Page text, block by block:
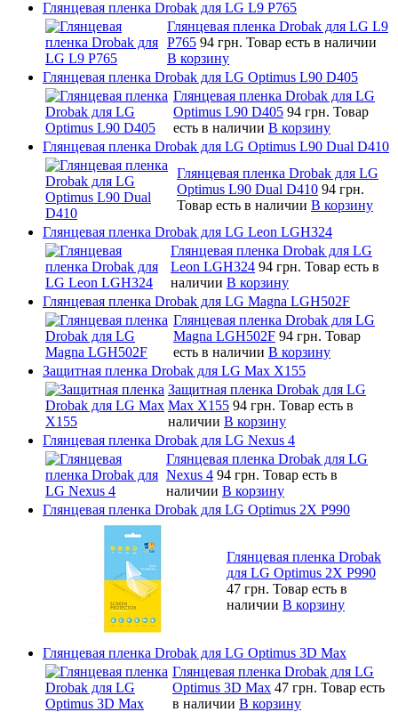
Глянцевая пленка Drobak для LG L9 P765
Глянцевая пленка Drobak для LG L9
P765 94 грн. Товар есть в наличии
В корзину
Глянцевая пленка Drobak для LG Optimus L90 D405
Глянцевая пленка Drobak для LG
Optimus L90 D405 94 грн. Товар
есть в наличии В корзину
Глянцевая пленка Drobak для LG Optimus L90 Dual D410
Глянцевая пленка Drobak для LG
Optimus L90 Dual D410 94 грн.
Товар есть в наличии В корзину
Глянцевая пленка Drobak для LG Leon LGH324
Глянцевая пленка Drobak для LG
Leon LGH324 94 грн. Товар есть в
наличии В корзину
Глянцевая пленка Drobak для LG Magna LGH502F
Глянцевая пленка Drobak для LG
Magna LGH502F 94 грн. Товар
есть в наличии В корзину
Защитная пленка Drobak для LG Max X155
Защитная пленка Drobak для LG
Max X155 94 грн. Товар есть в
наличии В корзину
Глянцевая пленка Drobak для LG Nexus 4
Глянцевая пленка Drobak для LG
Nexus 4 94 грн. Товар есть в
наличии В корзину
Глянцевая пленка Drobak для LG Optimus 2X P990
Глянцевая пленка Drobak
для LG Optimus 2X P990
47 грн. Товар есть в
наличии В корзину
Глянцевая пленка Drobak для LG Optimus 3D Max
Глянцевая пленка Drobak для LG
Optimus 3D Max 47 грн. Товар есть
в наличии В корзину